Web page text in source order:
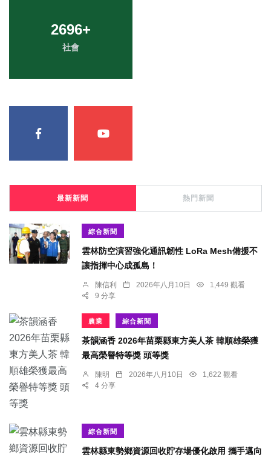
2696+
社會
最新新聞 熱門新聞
綜合新聞
雲林防空演習強化通訊韌性 LoRa Mesh備援不
讓指揮中心成孤島！
陳信利 2026年八月10日
1,449 觀看
9 分享
農業 綜合新聞
茶韻涵香 2026年苗栗縣東方美人茶 韓順雄榮獲
最高榮譽特等獎 頭等獎
陳明 2026年八月10日
1,622 觀看
4 分享
綜合新聞
雲林縣東勢鄉資源回收貯存場優化啟用 攜手邁向